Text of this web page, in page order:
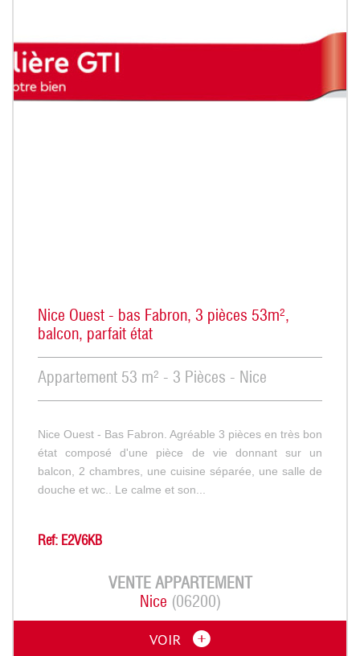
Nice Ouest - bas Fabron, 3 pièces 53m²,
balcon, parfait état
Appartement 53 m² - 3 Pièces - Nice
Nice Ouest - Bas Fabron. Agréable 3 pièces en très bon
état composé d'une pièce de vie donnant sur un
balcon, 2 chambres, une cuisine séparée, une salle de
douche et wc.. Le calme et son...
Ref: E2V6KB
VENTE APPARTEMENT
Nice (06200)
VOIR